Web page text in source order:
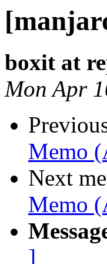
boxit at
Mon Apr
Memo
Next
Memo
]